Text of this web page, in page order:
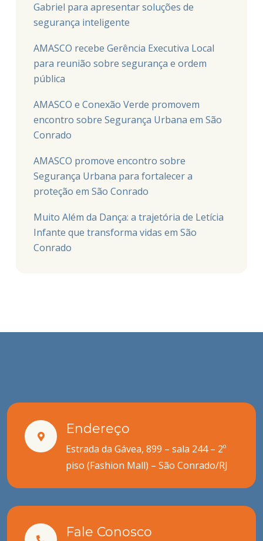
Gabriel para apresentar soluções de
segurança inteligente
AMASCO recebe Gerência Executiva Local
para reunião sobre segurança e ordem
pública
AMASCO e Conexão Verde promovem
encontro sobre Segurança Urbana em São
Conrado
AMASCO promove encontro sobre
Segurança Urbana para fortalecer a
proteção em São Conrado
Muito Além da Dança: a trajetória de Letícia
Infante que transforma vidas em São
Conrado
Endereço
Estrada da Gávea, 899 – sala 244 – 2º
piso (Fashion Mall) – São Conrado/RJ
Fale Conosco